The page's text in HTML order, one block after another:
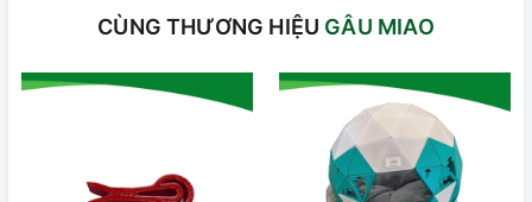
CÙNG THƯƠNG HIỆU GÂU MIAO